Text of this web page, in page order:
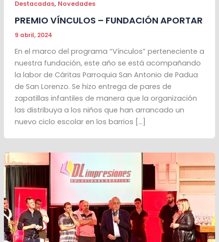
Destacadas, Novedades
PREMIO VÍNCULOS – FUNDACIÓN APORTAR
9 abril, 2024
En el marco del programa “Vínculos” perteneciente a
nuestra fundación, este año se está acompañando
la labor de Cáritas Parroquia San Antonio de Padua
de San Lorenzo. Se hizo entrega de pares de
zapatillas infantiles de manera que la organización
las distribuya a los niños que han arrancado un
nuevo ciclo escolar en los barrios […]